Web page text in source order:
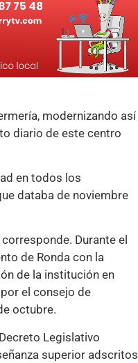
modernizando así
diario de este centro
en todos los
databa de noviembre
Durante el
de Ronda con la
de la institución en
el consejo de
octubre.
Legislativo
superior adscritos